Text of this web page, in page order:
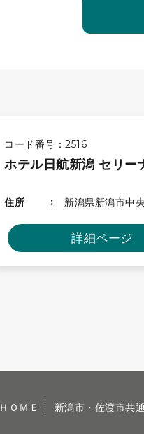
コード番号：2516
ホテル日航新潟 セリー
住所 新潟県新潟市中
詳細ページ
ＨＯＭＥ 新潟市・佐渡市共